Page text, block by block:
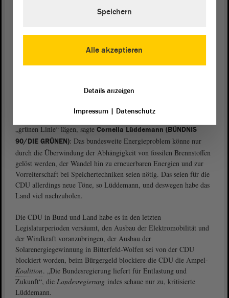
in ihrem Redebeitrag nur ein Bild des Untergangs gezeichnet, das
nicht der Realität entspreche. Es gebe berechtigte Ängste und
Gesellschaft“ kommen. Die stärkeren Belastungen wirkten sich auch
Bundesregierung liefert, Landesregierung
„grünen Linie“ lägen, sagte Cornelia Lüddemann (BÜNDNIS
90/DIE GRÜNEN): Das bundesweite Energieproblem könne nur
durch die Überwindung der Abhängigkeit von fossilen Brennstoffen
gelöst werden, der Wandel hin zu erneuerbaren Energien und zur
Vorreiterschaft bei Speichertechniken seien nötig. Das seien für die
CDU allerdings neue Töne, so Lüddemann, und deswegen habe das
Land viel nachzuholen.
Die CDU in Bund und Land habe es in den letzten
Legislaturperioden versäumt, den Ausbau der Elektromobilität und
der Windkraft voranzubringen, der Ausbau der
Solarenergiegewinnung in Bitterfeld-Wolfen sei von der CDU
blockiert worden, beim Bürgergeld blockiere die CDU die Ampel-
Koalition. „Die Bundesregierung liefert für Entlastung und
Zukunft“, die Landesregierung indes schaue nur zu, kritisierte
Lüddemann.
Alle akzeptieren
Speichern
Details anzeigen
Impressum| Datenschutz